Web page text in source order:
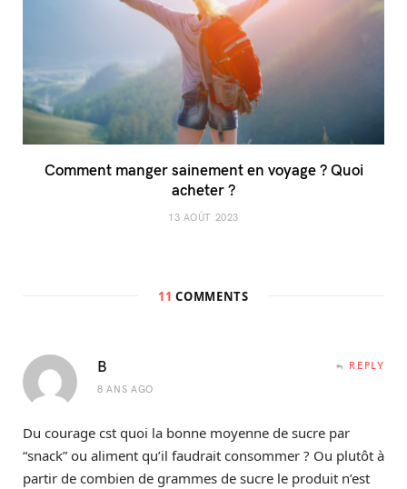
Comment manger sainement en voyage ? Quoi
acheter ?
13 AOÛT 2023
11 COMMENTS
B
8 ANS AGO
REPLY
Du courage cst quoi la bonne moyenne de sucre par
“snack” ou aliment qu’il faudrait consommer ? Ou plutôt à
partir de combien de grammes de sucre le produit n’est